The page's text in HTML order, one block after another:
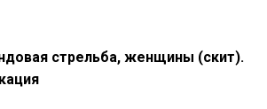
стрельба, женщины (скит).